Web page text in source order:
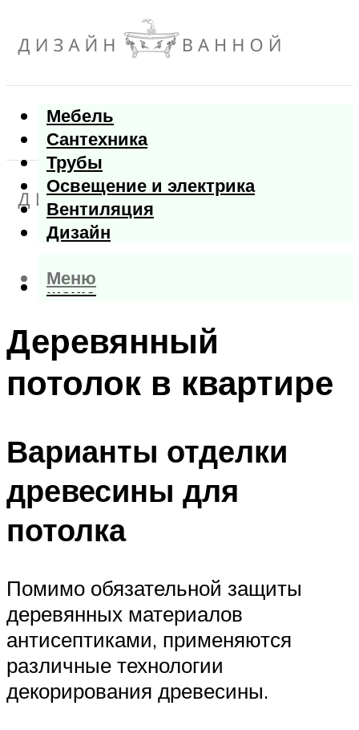
Мебель
Сантехника
Трубы
Освещение и электрика
Вентиляция
Дизайн
Меню
Меню
Деревянный
потолок в квартире
Варианты отделки
древесины для
потолка
Помимо обязательной защиты
деревянных материалов
антисептиками, применяются
различные технологии
декорирования древесины.